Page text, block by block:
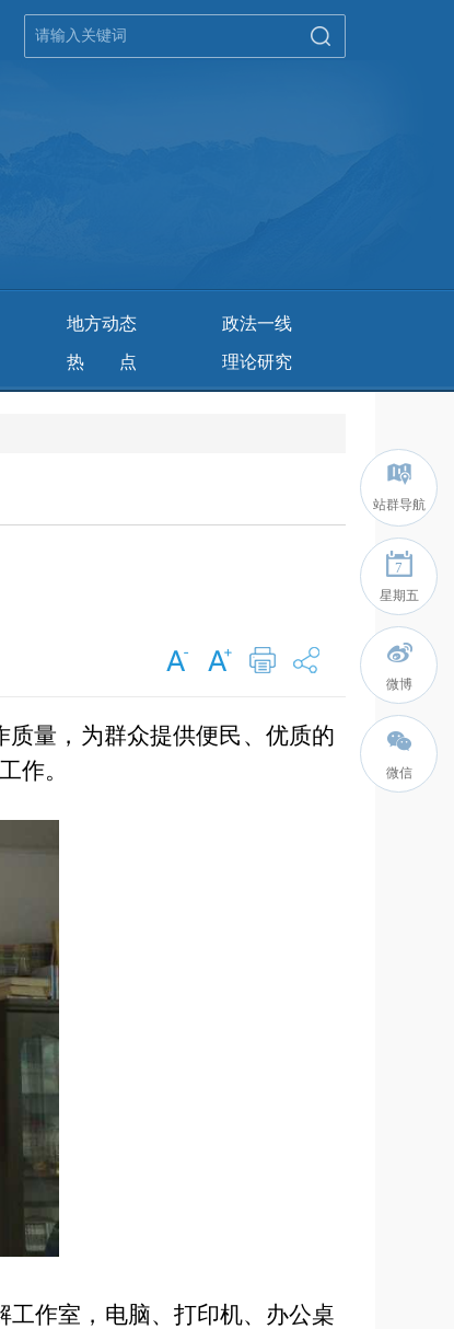
地方动态 政法一线
热点 理论研究
质量，为群众提供便民、优质的
工作。
作室，电脑、打印机、 办公桌
站群导航
7
星期五
微博
微信